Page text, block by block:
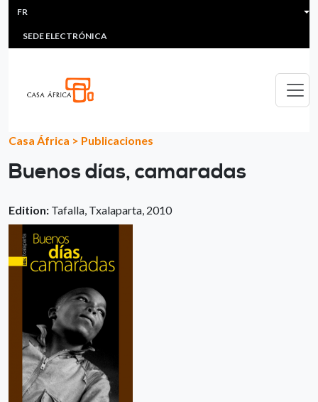
Aller au contenu principal
HEADER MENU
MULTIMEDIA
SEDE ELECTRÓNICA
FR
Casa África > Publicaciones
Buenos días, camaradas
Edition: Tafalla, Txalaparta, 2010